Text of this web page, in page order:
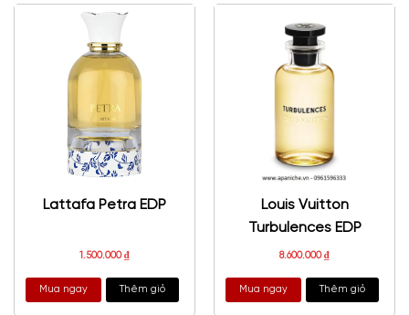
Lattafa Petra EDP
1.500.000₫
Mua ngay Thêm giỏ
Louis Vuitton
Turbulences EDP
8.600.000₫
Mua ngay Thêm giỏ